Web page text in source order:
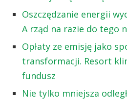
Oszczędzanie energii
A rząd na razie do tego
Opłaty ze emisję jako
transformacji. Resort
fundusz
Nie tylko mniejsza